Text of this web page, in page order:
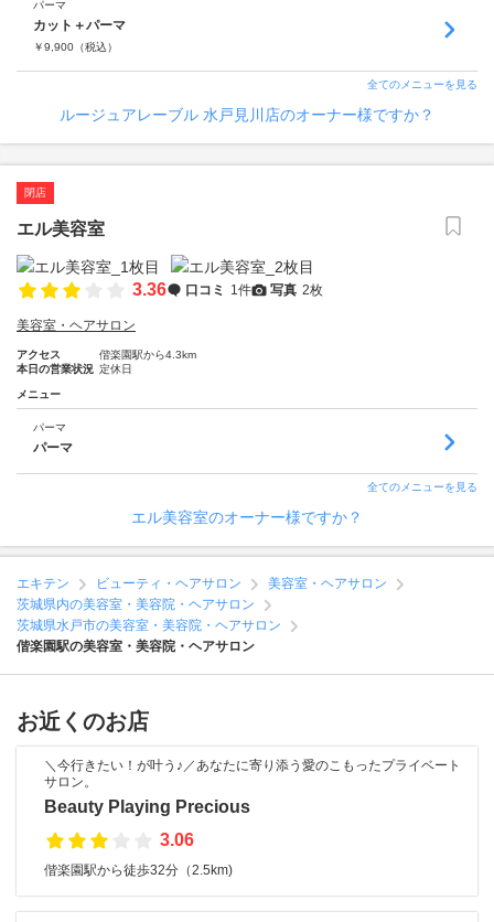
パーマ
カット＋パーマ
￥9,900 （税込）
全てのメニューを見る
ルージュアレーブル 水戸見川店のオーナー様ですか？
閉店
エル美容室
3.36 口コミ 1件 写真 2枚
美容室・ヘアサロン
アクセス
偕楽園駅から4.3km
本日の営業状況 定休日
メニュー
パーマ
パーマ
全てのメニューを見る
エル美容室のオーナー様ですか？
エキテン ビューティ・ヘアサロン
美容室・ヘアサロン
茨城県内の美容室・美容院・ヘアサロン
茨城県水戸市の美容室・美容院・ヘアサロン
偕楽園駅の美容室・美容院・ヘアサロン
お近くのお店
＼今行きたい！が叶う♪／あなたに寄り添う愛のこもったプライベート
サロン。
Beauty Playing Precious
3.06
偕楽園駅から徒歩32分（2.5km)